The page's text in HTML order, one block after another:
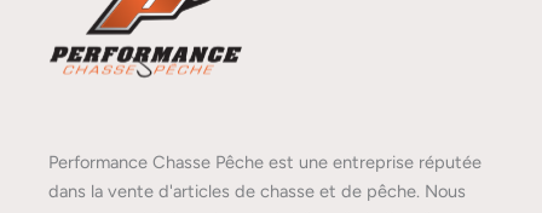
Performance Chasse Pêche est une entreprise réputée
dans la vente d'articles de chasse et de pêche. Nous